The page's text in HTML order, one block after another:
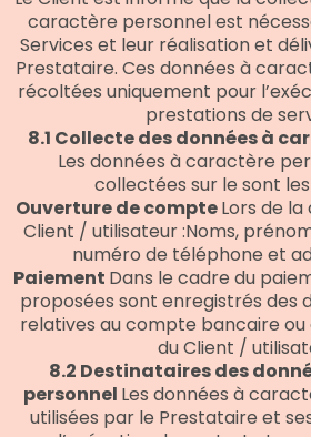
caractère personnel est
Services et leur réalisation et
Prestataire. Ces données à
récoltées uniquement pour
prestations de
8.1 Collecte des données à
Les données à caractère
collectées sur le sont
Ouverture de compteLors de
Client / utilisateur :Noms,
numéro de téléphone et
Paiement Dans le cadre du
proposées sont enregistrés des
relatives au compte bancaire
du Client /
8.2 Destinataires des
personnel Les données à
utilisées par le Prestataire et